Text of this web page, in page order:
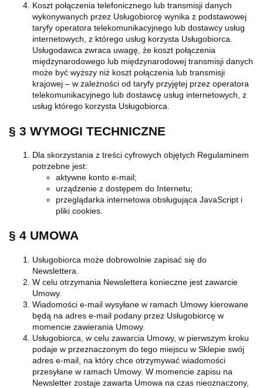
Koszt połączenia telefonicznego lub transmisji danych
wykonywanych przez Usługobiorcę wynika z podstawowej
taryfy operatora telekomunikacyjnego lub dostawcy usług
internetowych, z którego usług korzysta Usługobiorca.
Usługodawca zwraca uwagę, że koszt połączenia
międzynarodowego lub międzynarodowej transmisji danych
może być wyższy niż koszt połączenia lub transmisji
krajowej – w zależności od taryfy przyjętej przez operatora
telekomunikacyjnego lub dostawcę usług internetowych, z
usług którego korzysta Usługobiorca.
§ 3 WYMOGI TECHNICZNE
Dla skorzystania z treści cyfrowych objętych Regulaminem
potrzebne jest:
aktywne konto e-mail;
urządzenie z dostępem do Internetu;
przeglądarka internetowa obsługująca JavaScript i
pliki cookies.
§ 4 UMOWA
Usługobiorca może dobrowolnie zapisać się do
Newslettera.
W celu otrzymania Newslettera konieczne jest zawarcie
Umowy.
Wiadomości e-mail wysyłane w ramach Umowy kierowane
będą na adres e-mail podany przez Usługobiorcę w
momencie zawierania Umowy.
Usługobiorca, w celu zawarcia Umowy, w pierwszym kroku
podaje w przeznaczonym do tego miejscu w Sklepie swój
adres e-mail, na który chce otrzymywać wiadomości
przesyłane w ramach Umowy. W momencie zapisu na
Newsletter zostaje zawarta Umowa na czas nieoznaczony,